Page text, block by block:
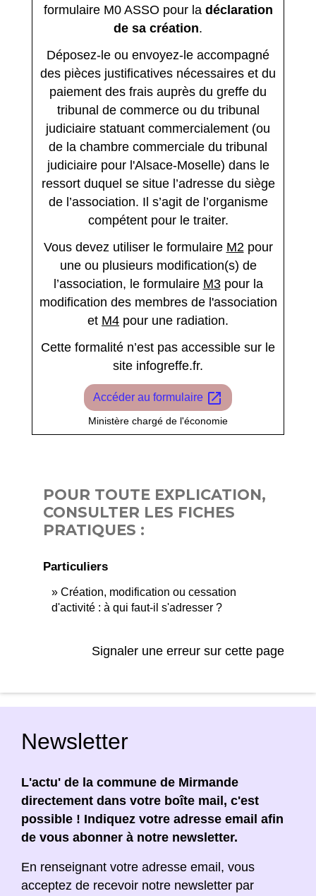
formulaire M0 ASSO pour la déclaration
de sa création.
Déposez-le ou envoyez-le accompagné
des pièces justificatives nécessaires et du
paiement des frais auprès du greffe du
tribunal de commerce ou du tribunal
judiciaire statuant commercialement (ou
de la chambre commerciale du tribunal
judiciaire pour l'Alsace-Moselle) dans le
ressort duquel se situe l’adresse du siège
de l’association. Il s’agit de l’organisme
compétent pour le traiter.
Vous devez utiliser le formulaire M2pour
une ou plusieurs modification(s) de
l’association, le formulaire M3pour la
modification des membres de l'association
et M4 pour une radiation.
Cette formalité n’est pas accessible sur le
site infogreffe.fr.
Accéder au formulaire open_in_new
Ministère chargé de l'économie
POUR TOUTE EXPLICATION,
CONSULTER LES FICHES
PRATIQUES :
Particuliers
Création, modification ou cessation
d'activité : à qui faut-il s'adresser ?
Signaler une erreur sur cette page
Newsletter
L'actu' de la commune de Mirmande
directement dans votre boîte mail, c'est
possible ! Indiquez votre adresse email afin
de vous abonner à notre newsletter.
En renseignant votre adresse email, vous
acceptez de recevoir notre newsletter par